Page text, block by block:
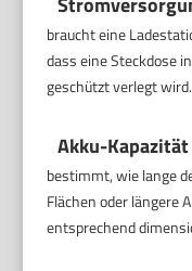
braucht eine
dass eine Steckdose
geschützt verlegt wird.
Akku-
bestimmt, wie lange
Flächen oder längere
entsprechend